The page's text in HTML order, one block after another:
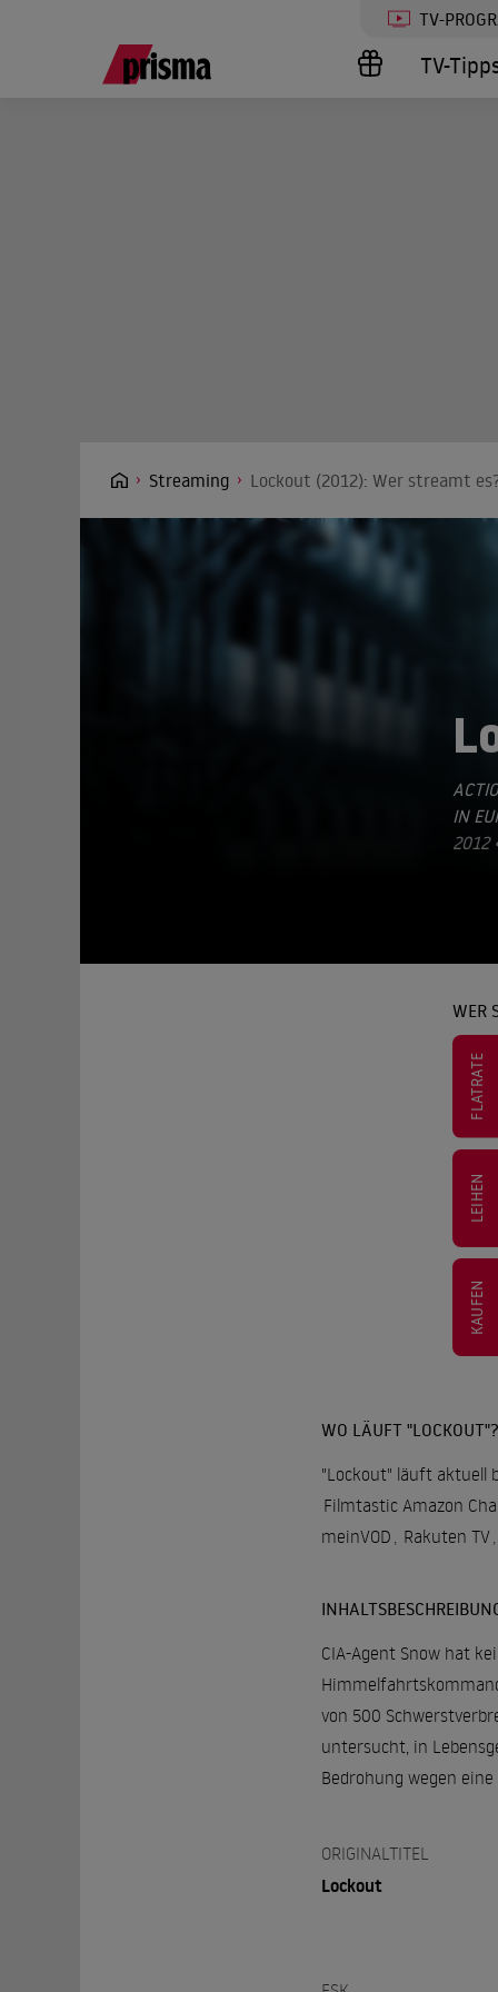
TV-
TV-
Streaming Lockout (2012): Wer streamt
IN
2012
WER
FLATRATE
LEIHEN
KAUFEN
WO LÄUFT "LOCKOUT"?
"Lockout" läuft aktuell
Filmtastic Amazon
meinVOD
Rakuten TV
CIA-Agent Snow hat
von 500
untersucht, in
Bedrohung wegen
ORIGINALTITEL
Lockout